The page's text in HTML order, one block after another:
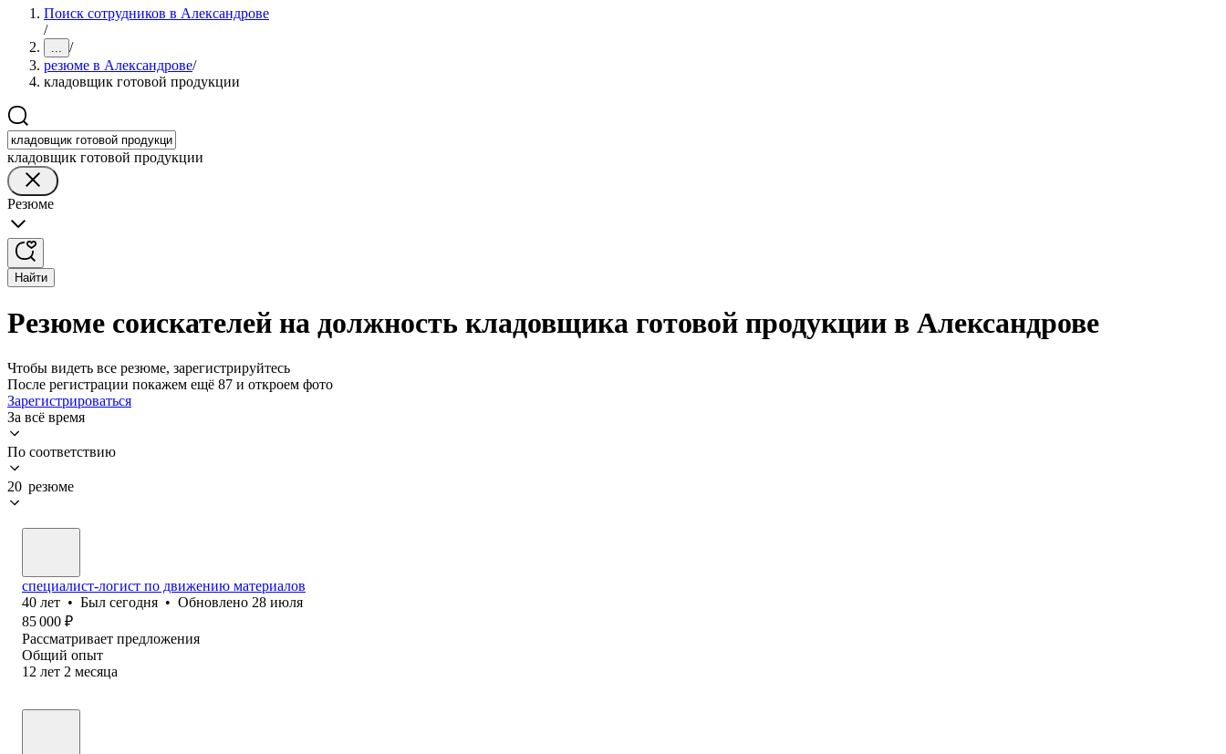
Поиск сотрудников в Александрове
/
... /
резюме в Александрове/
кладовщик готовой продукции
кладовщик готовой продукции
Резюме
Найти
Резюме соискателей на должность кладовщика готовой продукции в Александрове
Чтобы видеть все резюме, зарегистрируйтесь
После регистрации покажем ещё 87 и откроем фото
Зарегистрироваться
За всё время
По соответствию
20 резюме
специалист-логист по движению материалов
40 лет • Был сегодня • Обновлено 28 июля
85 000 ₽
Рассматривает предложения
Общий опыт
12 лет 2 месяца